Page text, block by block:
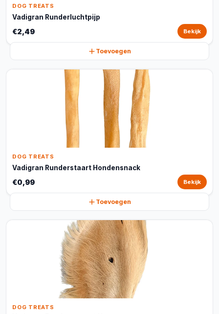
DOG TREATS
Vadigran Runderluchtpijp
€2,49 Bekijk
Toevoegen
DOG TREATS
Vadigran Runderstaart Hondensnack
€0,99 Bekijk
Toevoegen
DOG TREATS